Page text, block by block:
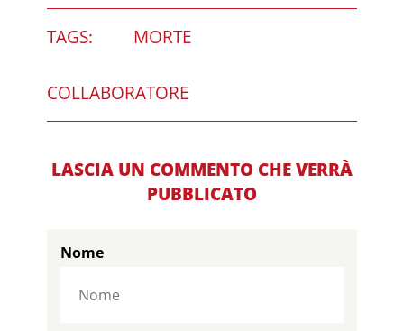
TAGS: MORTE
COLLABORATORE
LASCIA UN COMMENTO CHE VERRÀ
PUBBLICATO
Nome